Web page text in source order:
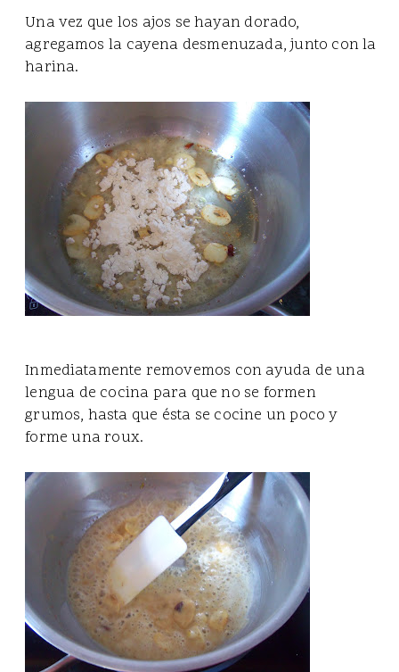
Una vez que los ajos se hayan dorado,
agregamos la cayena desmenuzada, junto con la
harina.
Inmediatamente removemos con ayuda de una
lengua de cocina para que no se formen
grumos, hasta que ésta se cocine un poco y
forme una roux.